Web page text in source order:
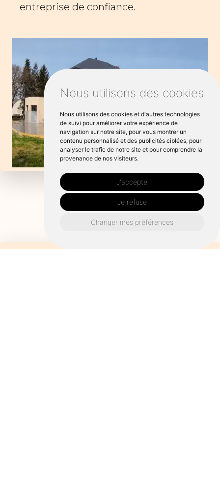
Nous utilisons des cookies
Nous utilisons des cookies et d'autres technologies
de suivi pour améliorer votre expérience de
navigation sur notre site, pour vous montrer un
contenu personnalisé et des publicités ciblées, pour
analyser le trafic de notre site et pour comprendre la
provenance de nos visiteurs.
J'accepte
Je refuse
Changer mes préférences
entreprise de confiance.